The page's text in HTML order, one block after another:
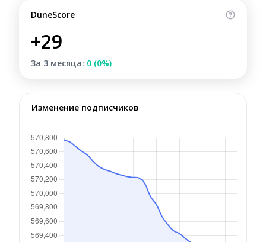
DuneScore
+29
За 3 месяца: 0 (0%)
Изменение подписчиков